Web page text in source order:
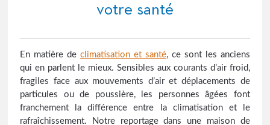
votre santé
En matière declimatisation et santé, ce sont les anciens
qui en parlent le mieux. Sensibles aux courants d’air froid,
fragiles face aux mouvements d’air et déplacements de
particules ou de poussière, les personnes âgées font
franchement la différence entre la climatisation et le
rafraîchissement. Notre reportage dans une maison de